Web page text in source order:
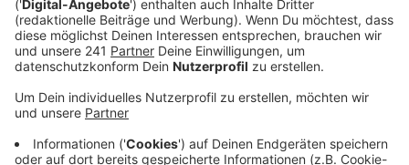
mit Karneval bei uns registriert. Letztes Jahr sind
es noch 76 gewesen.
Veröffentlicht:Mittwoch, 21.02.2024 15:53
Anzeige